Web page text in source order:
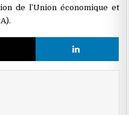
de l’Union économique et